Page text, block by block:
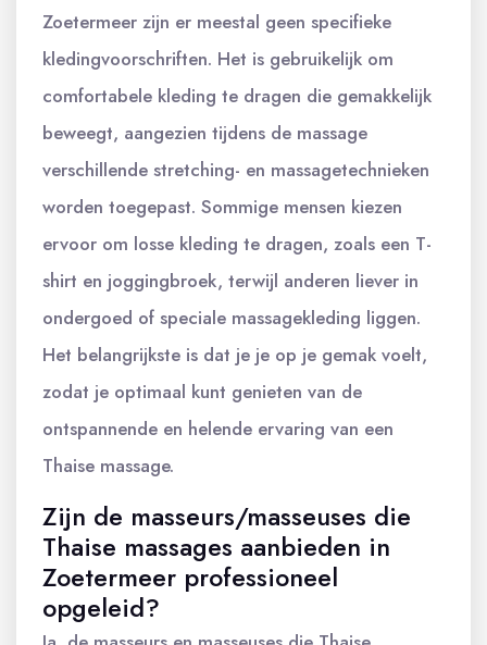
Zoetermeer zijn er meestal geen specifieke
kledingvoorschriften. Het is gebruikelijk om
comfortabele kleding te dragen die gemakkelijk
beweegt, aangezien tijdens de massage
verschillende stretching- en massagetechnieken
worden toegepast. Sommige mensen kiezen
ervoor om losse kleding te dragen, zoals een T-
shirt en joggingbroek, terwijl anderen liever in
ondergoed of speciale massagekleding liggen.
Het belangrijkste is dat je je op je gemak voelt,
zodat je optimaal kunt genieten van de
ontspannende en helende ervaring van een
Thaise massage.
Zijn de masseurs/masseuses die
Thaise massages aanbieden in
Zoetermeer professioneel
opgeleid?